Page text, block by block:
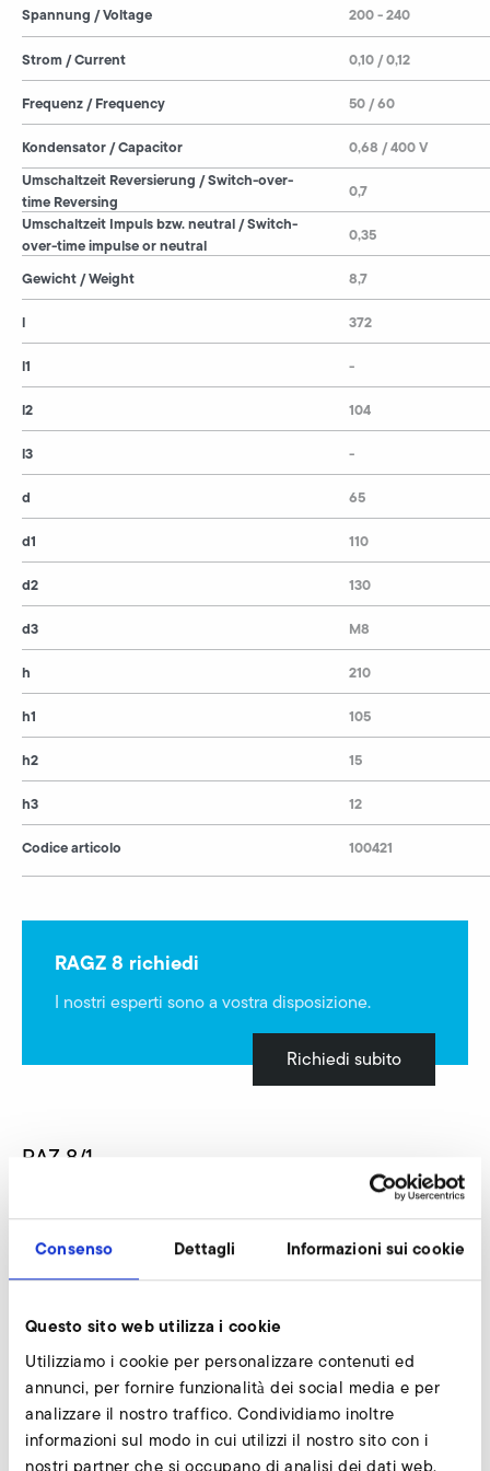
Consenso Dettagli Informazioni sui cookie
Questo sito web utilizza i cookie
Utilizziamo i cookie per personalizzare contenuti ed
annunci, per fornire funzionalità dei social media e per
analizzare il nostro traffico. Condividiamo inoltre
informazioni sul modo in cui utilizzi il nostro sito con i
Spannung / Voltage
Strom / Current
Frequenz / Frequency
Kondensator / Capacitor
Umschaltzeit Reversierung / Switch-over-
time Reversing
Umschaltzeit Impuls bzw. neutral / Switch-
over-time impulse or neutral
Gewicht / Weight
l
l1
l2
l3
d
d1
d2
d3
h
h1
h2
h3
Codice articolo
200 - 240
0,10 / 0,12
50 / 60
0,68 / 400 V
0,7
0,35
8,7
372
-
104
-
65
110
130
M8
210
105
15
12
100421
RAGZ 8 richiedi
I nostri esperti sono a vostra disposizione.
Richiedi subito
RAZ 8/1